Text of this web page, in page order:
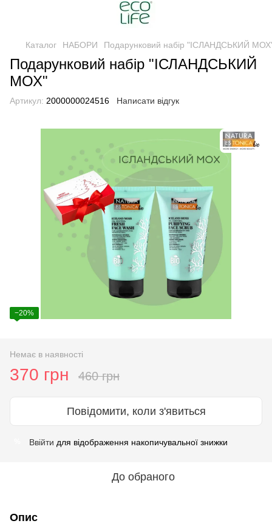
Каталог НАБОРИ Подарунковий набір "ІСЛАНДСЬКИЙ
Подарунковий набір "ІСЛАНДСЬКИЙ
МОХ"
Артикул: 2000000024516 Написати відгук
−20%
Немає в наявності
370 грн 460 грн
Повідомити, коли з'явиться
Ввійти для відображення накопичувальної знижки
До обраного
Опис